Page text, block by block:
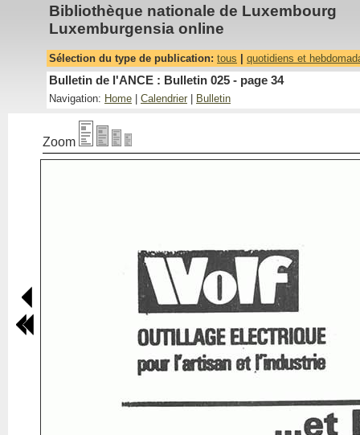
Bibliothèque nationale de Luxembourg
Luxemburgensia online
Sélection du type de publication: tous quotidiens et
Bulletin de l'ANCE : Bulletin 025 - page 34
Navigation: Home Calendrier Bulletin
Zoom